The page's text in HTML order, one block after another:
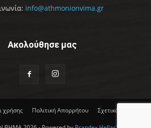
info@athmonionvima.gr
Ακολούθησε μας
χρήσης Πολιτική Απορρήτου Σχετικά με εμάς